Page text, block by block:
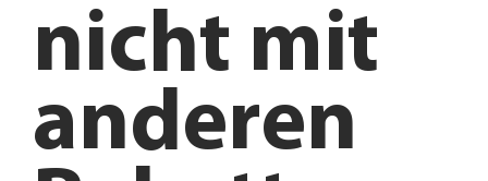
nicht mit
anderen